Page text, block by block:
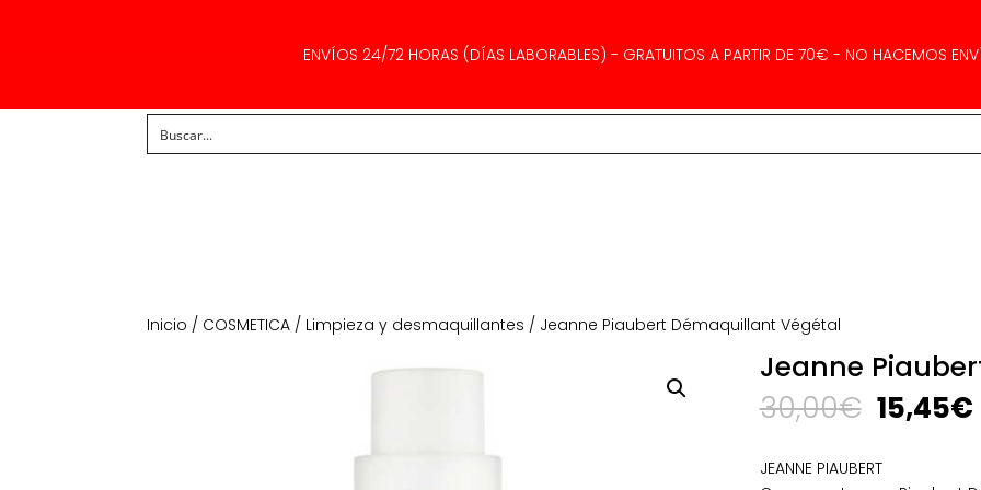
ENVÍOS 24/72 HORAS (DÍAS LABORABLES) - GRATUITOS A PARTIR DE 70€ - NO HACEMOS
Inicio / COSMETICA / Limpieza y desmaquillantes / Jeanne Piaubert Démaquillant Végétal
Jeanne
30,00€ El
precio
original
era:
15,45€El
JEANNE PIAUBERT